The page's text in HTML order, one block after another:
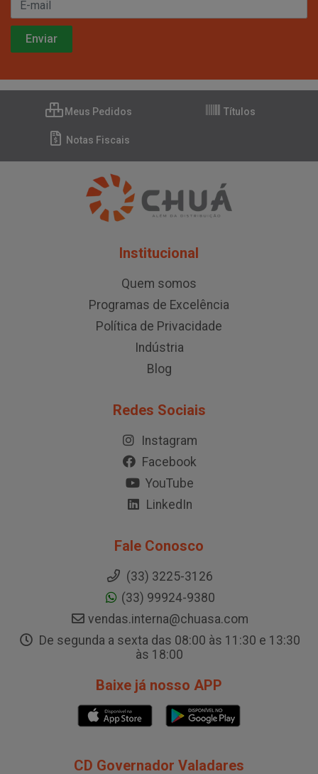
Meus Pedidos Títulos
Notas Fiscais
Institucional
Quem somos
Programas de Excelência
Política de Privacidade
Indústria
Blog
Redes Sociais
Instagram
Facebook
YouTube
LinkedIn
Fale Conosco
(33) 3225-3126
(33) 99924-9380
vendas.interna@chuasa.com
De segunda a sexta das 08:00 às 11:30 e 13:30
às 18:00
Baixe já nosso APP
CD Governador Valadares